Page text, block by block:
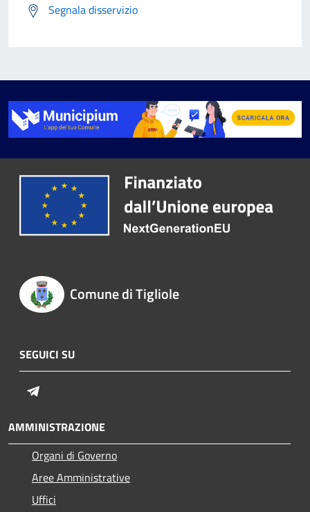
Segnala disservizio
Comune di Tigliole
SEGUICI SU
AMMINISTRAZIONE
Organi di Governo
Aree Amministrative
Uffici